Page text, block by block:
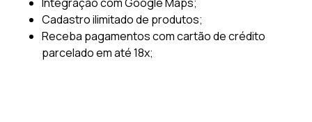
Integração com Google Maps;
Cadastro ilimitado de produtos;
Receba pagamentos com cartão de crédito
parcelado em até 18x;